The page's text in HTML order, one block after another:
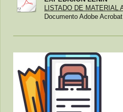
LISTADO DE MATERIAL
Documento Adobe